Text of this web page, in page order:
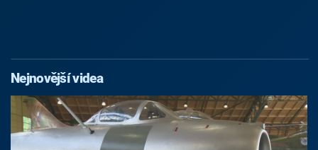
Nejnovější videa